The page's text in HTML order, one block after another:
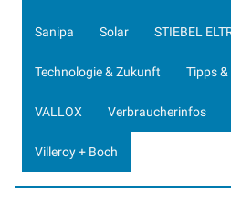
Sanipa Solar STIEBEL
Technologie & Zukunft Tipps &
VALLOX Verbraucherinfos
Villeroy + Boch